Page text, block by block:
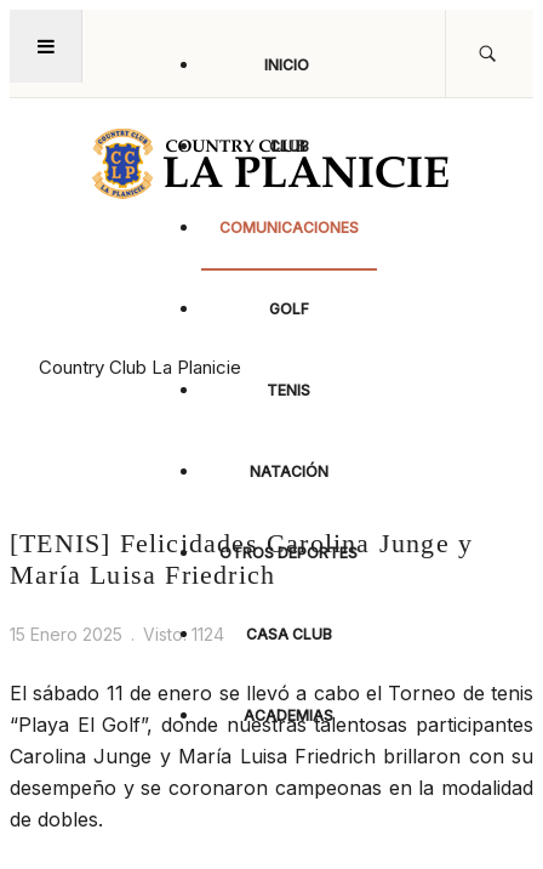
INICIO
CLUB
COMUNICACIONES
GOLF
TENIS
NATACIÓN
OTROS DEPORTES
CASA CLUB
ACADEMIAS
Noticias
Country Club La Planicie
[TENIS] Felicidades Carolina Junge y
María Luisa Friedrich
15 Enero 2025 Visto: 1124
El sábado 11 de enero se llevó a cabo el Torneo de tenis
“Playa El Golf”, donde nuestras talentosas participantes
Carolina Junge y María Luisa Friedrich brillaron con su
desempeño y se coronaron campeonas en la modalidad
de dobles.